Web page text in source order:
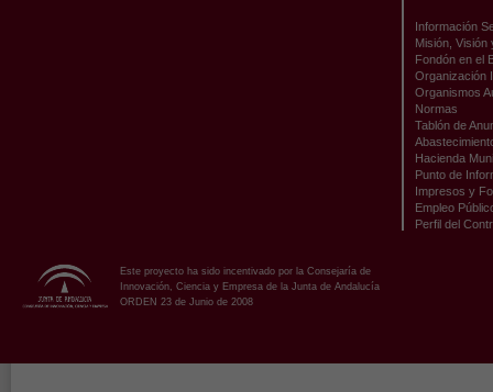
Información
Misión, Visión
Fondón en el
Organización
Organismos
Normas
Tablón de
Hacienda
Punto de
Impresos y
Empleo
Perfil del
Este proyecto ha sido incentivado por la Consejaría de
Innovación, Ciencia y Empresa de la Junta de Andalucía
ORDEN 23 de Junio de 2008